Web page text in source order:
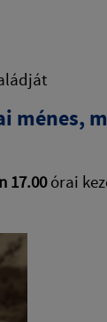
ménes,
17.00órai